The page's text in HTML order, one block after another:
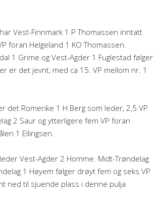
Vest-Finnmark 1 P Thomassen inntatt
foran Helgeland 1 KO Thomassen.
1 Grime og Vest-Agder 1 Fuglestad følger
er det jevnt, med ca 15. VP mellom nr. 1
det Romerike 1 H Berg som leder, 2,5 VP
2 Saur og ytterligere fem VP foran
1 Ellingsen.
Vest-Agder 2 Homme. Midt-Trøndelag
1 Høyem følger drøyt fem og seks VP
ned til sjuende plass i denne pulja.